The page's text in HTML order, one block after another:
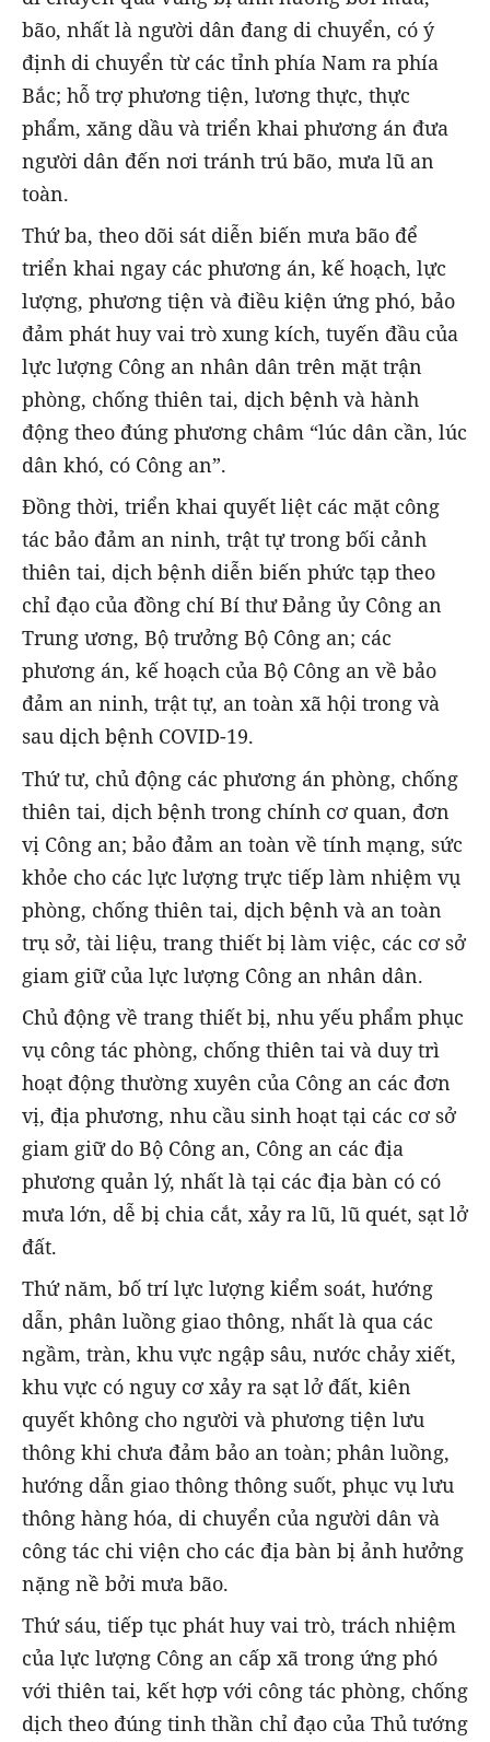
bão, nhất là người dân đang di chuyển, có ý
định di chuyển từ các tỉnh phía Nam ra phía
Bắc; hỗ trợ phương tiện, lương thực, thực
phẩm, xăng dầu và triển khai phương án đưa
người dân đến nơi tránh trú bão, mưa lũ an
toàn.
Thứ ba, theo dõi sát diễn biến mưa bão để
triển khai ngay các phương án, kế hoạch, lực
lượng, phương tiện và điều kiện ứng phó, bảo
đảm phát huy vai trò xung kích, tuyến đầu của
lực lượng Công an nhân dân trên mặt trận
phòng, chống thiên tai, dịch bệnh và hành
động theo đúng phương châm “lúc dân cần, lúc
dân khó, có Công an”.
Đồng thời, triển khai quyết liệt các mặt công
tác bảo đảm an ninh, trật tự trong bối cảnh
thiên tai, dịch bệnh diễn biến phức tạp theo
chỉ đạo của đồng chí Bí thư Đảng ủy Công an
Trung ương, Bộ trưởng Bộ Công an; các
phương án, kế hoạch của Bộ Công an về bảo
đảm an ninh, trật tự, an toàn xã hội trong và
sau dịch bệnh COVID-19.
Thứ tư, chủ động các phương án phòng, chống
thiên tai, dịch bệnh trong chính cơ quan, đơn
vị Công an; bảo đảm an toàn về tính mạng, sức
khỏe cho các lực lượng trực tiếp làm nhiệm vụ
phòng, chống thiên tai, dịch bệnh và an toàn
trụ sở, tài liệu, trang thiết bị làm việc, các cơ sở
giam giữ của lực lượng Công an nhân dân.
Chủ động về trang thiết bị, nhu yếu phẩm phục
vụ công tác phòng, chống thiên tai và duy trì
hoạt động thường xuyên của Công an các đơn
vị, địa phương, nhu cầu sinh hoạt tại các cơ sở
giam giữ do Bộ Công an, Công an các địa
phương quản lý, nhất là tại các địa bàn có có
mưa lớn, dễ bị chia cắt, xảy ra lũ, lũ quét, sạt lở
đất.
Thứ năm, bố trí lực lượng kiểm soát, hướng
dẫn, phân luồng giao thông, nhất là qua các
ngầm, tràn, khu vực ngập sâu, nước chảy xiết,
khu vực có nguy cơ xảy ra sạt lở đất, kiên
quyết không cho người và phương tiện lưu
thông khi chưa đảm bảo an toàn; phân luồng,
hướng dẫn giao thông thông suốt, phục vụ lưu
thông hàng hóa, di chuyển của người dân và
công tác chi viện cho các địa bàn bị ảnh hưởng
nặng nề bởi mưa bão.
Thứ sáu, tiếp tục phát huy vai trò, trách nhiệm
của lực lượng Công an cấp xã trong ứng phó
với thiên tai, kết hợp với công tác phòng, chống
dịch theo đúng tinh thần chỉ đạo của Thủ tướng